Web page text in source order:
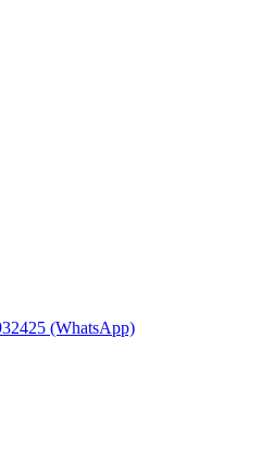
(WhatsApp)